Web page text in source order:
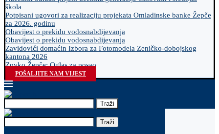
škola
Potpisani ugovori za realizaciju projekata Omladinske banke Žepče
za 2026. godinu
Obavijest o prekidu vodosnabdijevanja
Obavijest o prekidu vodosnabdijevanja
Zavidovići domaćin Izbora za Fotomodela Zeničko-dobojskog
kantona 2026
Zovko Žepče: Oglas za posao
POŠALJITE NAM VIJEST
Traži
Traži